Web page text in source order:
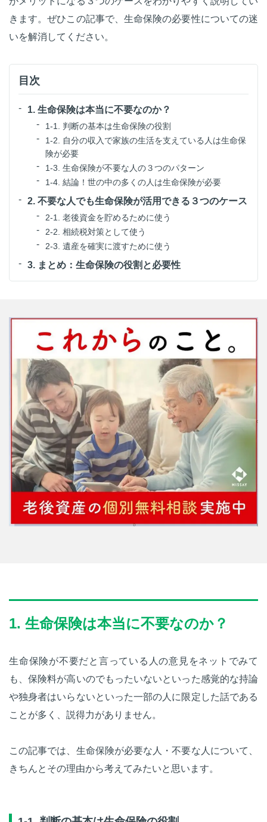
きます。ぜひこの記事で、生命保険の必要性についての迷
いを解消してください。
目次
1. 生命保険は本当に不要なのか？
1-1. 判断の基本は生命保険の役割
1-2. 自分の収入で家族の生活を支えている人は生命保
険が必要
1-3. 生命保険が不要な人の３つのパターン
1-4. 結論！世の中の多くの人は生命保険が必要
2. 不要な人でも生命保険が活用できる３つのケース
2-1. 老後資金を貯めるために使う
2-2. 相続税対策として使う
2-3. 遺産を確実に渡すために使う
3. まとめ：生命保険の役割と必要性
1. 生命保険は本当に不要なのか？
生命保険が不要だと言っている人の意見をネットでみて
も、保険料が高いのでもったいないといった感覚的な持論
や独身者はいらないといった一部の人に限定した話である
ことが多く、説得力がありません。
この記事では、生命保険が必要な人・不要な人について、
きちんとその理由から考えてみたいと思います。